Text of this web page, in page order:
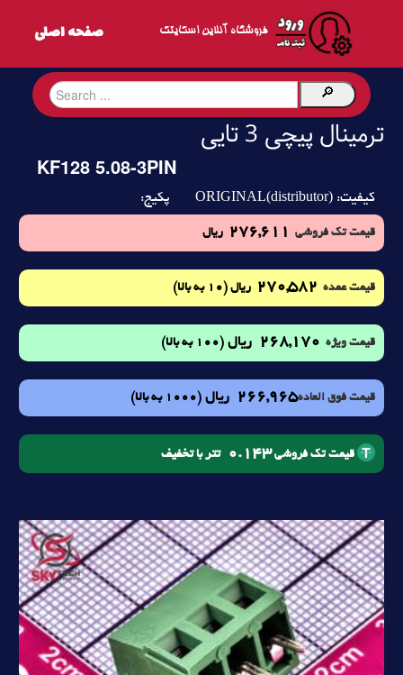
فروشگاه آنلاین اسکایتک
ترمینال پیچی 3 تایی
KF128 5.08-3PIN
کیفیت: ORIGINAL(distributor) پکیج:
قیمت تک فروشی 276,611 ریال
قیمت عمده 270,582 ریال (10 به بالا)
قیمت ویژه 268,170 ریال (100 به بالا)
قیمت فوق العاده266,965 ریال (1000 به بالا)
قیمت تک فروشی0.143 تتر با تخفیف